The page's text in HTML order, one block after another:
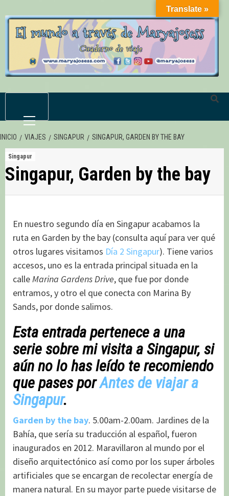
al
contenido
primario
INICIO VIAJES SINGAPUR SINGAPUR, GARDEN BY THE BAY
Singapur
Singapur, Garden by the bay
En nuestro segundo día en Singapur acabamos la
ruta en Garden by the bay (consulta aquí para ver qué
otros lugares visitamos Día 2 Singapur). Tiene varios
accesos, uno es la entrada principal situada en la
calleMarina Gardens Drive, que fue por donde
entramos, y otro el que conecta con Marina By
Sands, por donde salimos.
Esta entrada pertenece a una
serie sobre mi visita a Singapur, si
aún no lo has leído te recomiendo
que pases porAntes de viajar a
Singapur.
Garden by the bay. 5.00am-2.00am. Jardines de la
Bahía, que sería su traducción al español, fueron
inaugurados en 2012. Maravillaron al mundo por el
diseño arquitectónico así como por los super árboles
artificiales que se encargan de recolectar energía de
manera natural. En su mayor parte puede visitarse de
Translate »